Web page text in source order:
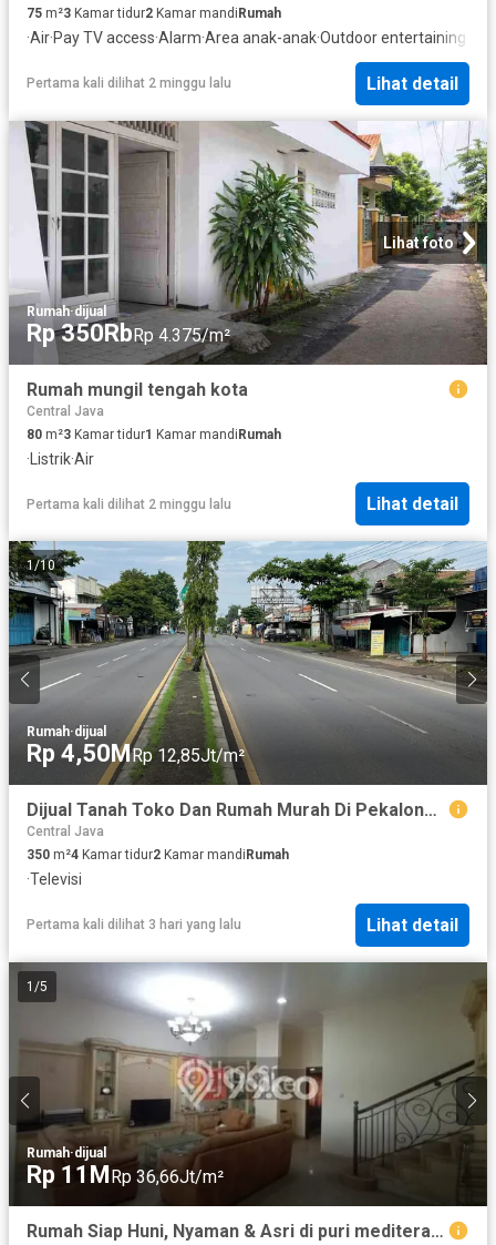
75 m²3 Kamar tidur2 Kamar mandi Rumah
·Air·Pay TV access·Alarm·Area anak-anak·Outdoor entertaining
Pertama kali dilihat 2 minggu lalu Lihat detail
Lihat foto
Rumah·dijual
Rp 350RbRp 4.375/m²
Rumah mungil tengah kota
Central Java
80 m²3 Kamar tidur1 Kamar mandiRumah
· Listrik·Air
Pertama kali dilihat 2 minggu lalu Lihat detail
1/10
Rumah·dijual
Rp 4,50MRp 12,85Jt/m²
Dijual Tanah Toko Dan Rumah Murah Di Pekalongan Timur Pantura Lokasi Strategis Jalur 24 jam
Central Java
350 m²4 Kamar tidur2 Kamar mandi Rumah
·Televisi
Pertama kali dilihat 3 hari yang lalu Lihat detail
1 /5
Rumah·dijual
Rp 11MRp 36,66Jt/m²
Rumah Siap Huni, Nyaman & Asri di puri mediterania– Cocok untuk Keluarga Muda